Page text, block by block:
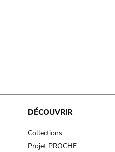
DÉCOUVRIR
Collections
Projet PROCHE